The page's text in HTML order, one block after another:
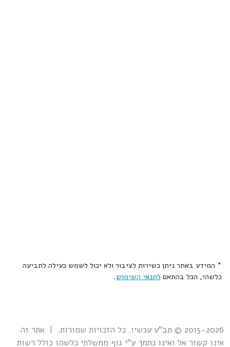
* המידע באתר ניתן כשירות לציבור ולא יכול לשמש כעילה לתביעה
כלשהי, הכל בהתאם לתנאי השימוש.
2015-2026 © תב"ע עכשיו. כל הזכויות שמורות. | אתר זה
אינו קשור אל ואינו נתמך ע"י גוף ממשלתי כלשהו כולל רשות